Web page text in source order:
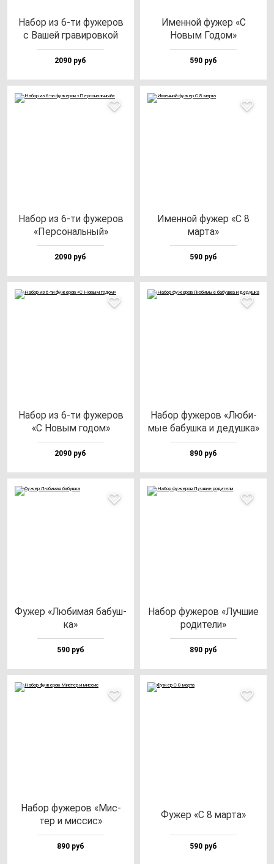
Набор из 6-ти фу­же­ров
с Вашей гра­ви­ров­кой
2090 руб
Имен­ной фу­жер «С
Новым Годом»
590 руб
Набор из 6-ти фу­же­ров
«Пер­со­наль­ный»
2090 руб
Имен­ной фу­жер «С 8
мар­та»
590 руб
Набор из 6-ти фу­же­ров
«С Новым го­дом»
2090 руб
Набор фу­же­ров «Люби­
мые ба­буш­ка и де­душ­ка»
890 руб
Фужер «Люби­мая ба­буш­
ка»
590 руб
Набор фу­же­ров «Луч­шие
ро­ди­те­ли»
890 руб
Набор фу­же­ров «Мис­
тер и мис­сис»
890 руб
Фужер «С 8 мар­та»
590 руб